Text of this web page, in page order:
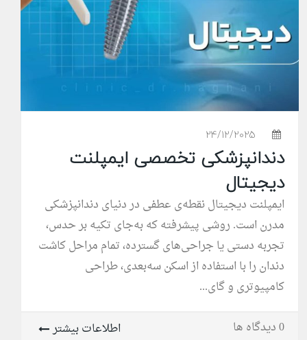
24/12/2025
دندانپزشکی تخصصی ایمپلنت
دیجیتال
ایمپلنت دیجیتال نقطه‌ی عطفی در دنیای دندانپزشکی
مدرن است. روشی پیشرفته که به‌جای تکیه بر حدس،
تجربه دستی یا جراحی‌های گسترده، تمام مراحل کاشت
دندان را با استفاده از اسکن سه‌بعدی، طراحی
کامپیوتری و گای...
0 دیدگاه ها
اطلاعات بیشتر